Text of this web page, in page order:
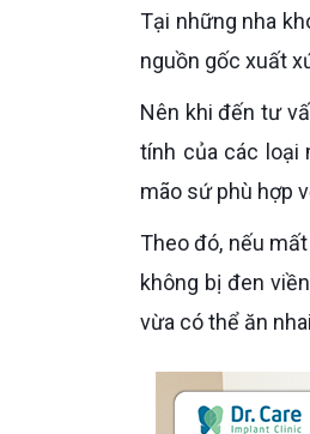
Tại những nha khoa chuyên sâu trồng răng Implant, luôn đảm bảo cung cấp mão răng sứ chất lượng có
nguồn gốc xuất
Nên khi đến tư vấn tại những nha khoa chuyên sâu, cô chú/anh chị sẽ được cung cấp kỹ lưỡng các đặc
tính của các loại
mão sứ phù hợp
Theo đó, nếu mất răng cửa cô chú/anh chị có thể chọn loại mão sứ toàn sứ để mang lại thẩm mỹ tối đa,
không bị đen
vừa có thể ăn